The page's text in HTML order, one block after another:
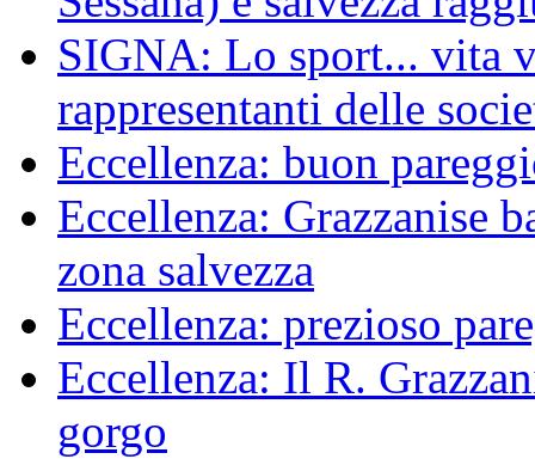
SIGNA: Lo sport... vita
rappresentanti delle
Eccellenza: buon
Eccellenza: Grazzanise
zona salvezza
Eccellenza: prezioso
Eccellenza: Il R.
gorgo